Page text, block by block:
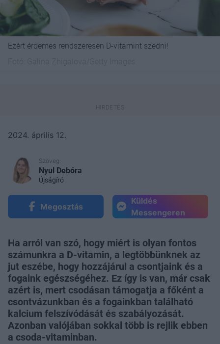
Ezért érdemes rendszeresen D-vitamint szedni!
2024. április 12.
Szöveg:
Nyul Debóra
Újságíró
Megosztás
Küldés
Messengeren
Ha arról van szó, hogy miért is olyan fontos
számunkra a D-vitamin, a legtöbbünknek az
jut eszébe, hogy hozzájárul a csontjaink és a
fogaink egészségéhez. Ez így is van, már csak
azért is, mert csodásan támogatja a főként a
csontvázunkban és a fogainkban található
kalcium felszívódását és szabályozását.
Azonban valójában sokkal több is rejlik ebben
a csoda-vitaminban.